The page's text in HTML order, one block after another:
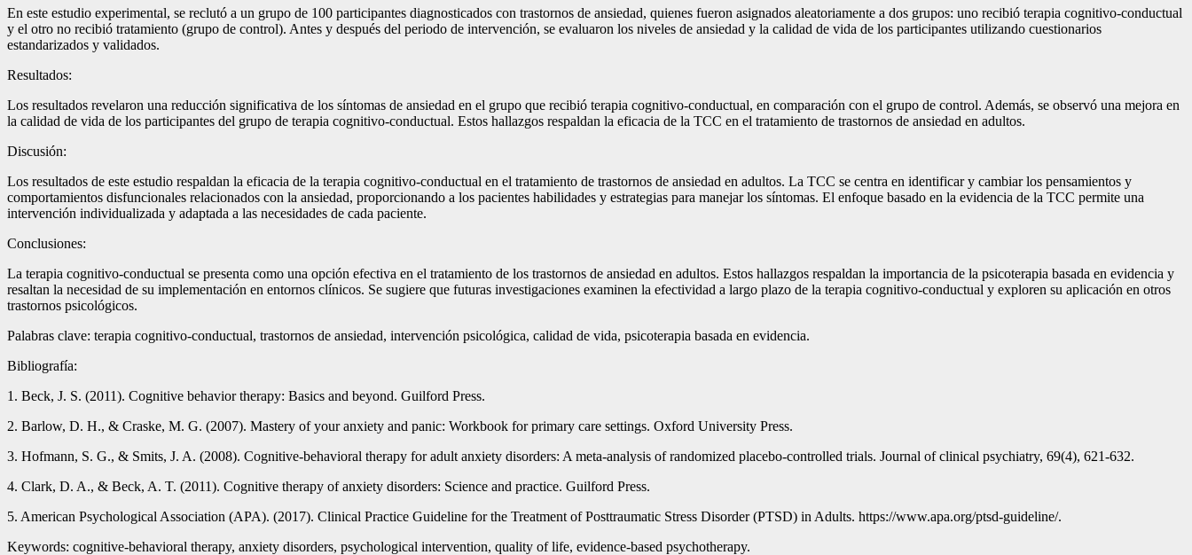
En este estudio experimental, se reclutó a un grupo de 100 participantes diagnosticados con trastornos de ansiedad, quienes fueron asignados aleatoriamente a dos grupos: uno recibió terapia cognitivo-conductual
y el otro no recibió tratamiento (grupo de control). Antes y después del periodo de intervención, se evaluaron los niveles de ansiedad y la calidad de vida de los participantes utilizando cuestionarios
estandarizados y validados.
Resultados:
Los resultados revelaron una reducción significativa de los síntomas de ansiedad en el grupo que recibió terapia cognitivo-conductual, en comparación con el grupo de control. Además, se observó una mejora en
la calidad de vida de los participantes del grupo de terapia cognitivo-conductual. Estos hallazgos respaldan la eficacia de la TCC en el tratamiento de trastornos de ansiedad en adultos.
Discusión:
Los resultados de este estudio respaldan la eficacia de la terapia cognitivo-conductual en el tratamiento de trastornos de ansiedad en adultos. La TCC se centra en identificar y cambiar los pensamientos y
comportamientos disfuncionales relacionados con la ansiedad, proporcionando a los pacientes habilidades y estrategias para manejar los síntomas. El enfoque basado en la evidencia de la TCC permite una
intervención individualizada y adaptada a las necesidades de cada paciente.
Conclusiones:
La terapia cognitivo-conductual se presenta como una opción efectiva en el tratamiento de los trastornos de ansiedad en adultos. Estos hallazgos respaldan la importancia de la psicoterapia basada en evidencia y
resaltan la necesidad de su implementación en entornos clínicos. Se sugiere que futuras investigaciones examinen la efectividad a largo plazo de la terapia cognitivo-conductual y exploren su aplicación en otros
trastornos psicológicos.
Palabras clave: terapia cognitivo-conductual, trastornos de ansiedad, intervención psicológica, calidad de vida, psicoterapia basada en evidencia.
Bibliografía:
1. Beck, J. S. (2011). Cognitive behavior therapy: Basics and beyond. Guilford Press.
2. Barlow, D. H., & Craske, M. G. (2007). Mastery of your anxiety and panic: Workbook for primary care settings. Oxford University Press.
3. Hofmann, S. G., & Smits, J. A. (2008). Cognitive-behavioral therapy for adult anxiety disorders: A meta-analysis of randomized placebo-controlled trials. Journal of clinical psychiatry, 69(4), 621-632.
4. Clark, D. A., & Beck, A. T. (2011). Cognitive therapy of anxiety disorders: Science and practice. Guilford Press.
5. American Psychological Association (APA). (2017). Clinical Practice Guideline for the Treatment of Posttraumatic Stress Disorder (PTSD) in Adults. https://www.apa.org/ptsd-guideline/.
Keywords: cognitive-behavioral therapy, anxiety disorders, psychological intervention, quality of life, evidence-based psychotherapy.